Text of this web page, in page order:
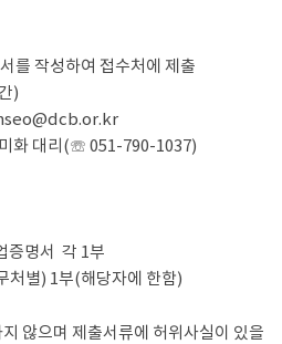
를 작성하여 접수처에 제출
)
화 대리(☏ 051-790-1037)
증명서 각 1부
처별) 1부(해당자에 한함)
않으며 제출서류에 허위사실이 있을